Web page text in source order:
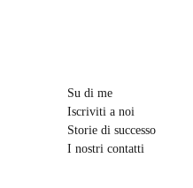
Su di me
Iscriviti a noi
Storie di successo
I nostri contatti